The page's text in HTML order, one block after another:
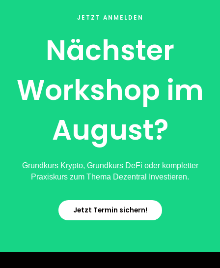
JETZT ANMELDEN
Nächster
Workshop im
August?
Grundkurs Krypto, Grundkurs DeFi oder kompletter
Praxiskurs zum Thema Dezentral Investieren.
Jetzt Termin sichern!